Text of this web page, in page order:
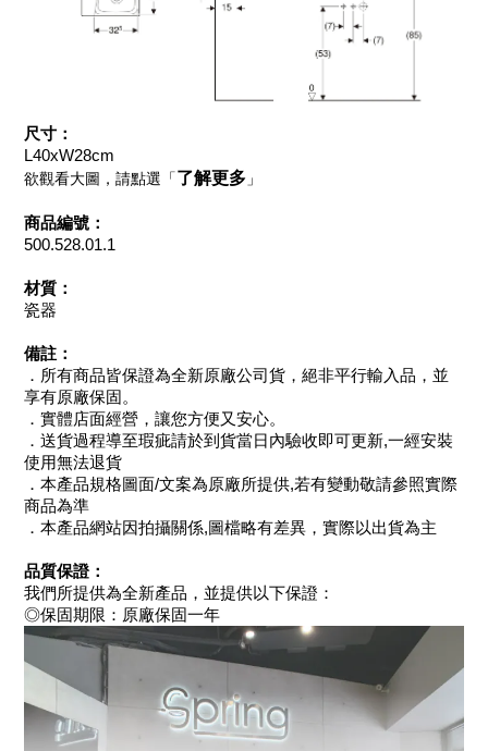
尺寸：
L40xW28cm
欲觀看大圖，請點選「了解更多 」
商品編號：
500.528.01.1
材質：
瓷器
備註：
．所有商品皆保證為全新原廠公司貨，絕非平行輸入品，並
享有原廠保固。
．實體店面經營，讓您方便又安心。
．送貨過程導至瑕疵請於到貨當日內驗收即可更新,一經安裝
使用無法退貨
．本產品規格圖面/文案為原廠所提供,若有變動敬請參照實際
商品為準
．本產品網站因拍攝關係,圖檔略有差異，實際以出貨為主
品質保證：
我們所提供為全新產品，並提供以下保證：
◎保固期限：原廠保固一年